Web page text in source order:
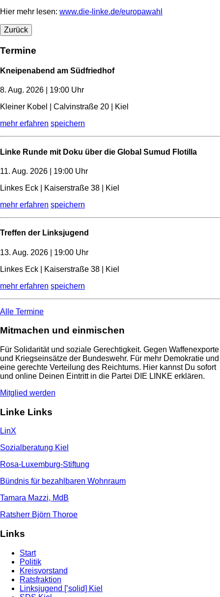
Hier mehr lesen: www.die-linke.de/europawahl
Zurück
Termine
Kneipenabend am Südfriedhof
8. Aug. 2026 | 19:00 Uhr
Kleiner Kobel | Calvinstraße 20 | Kiel
mehr erfahren speichern
Linke Runde mit Doku über die Global Sumud Flotilla
11. Aug. 2026 | 19:00 Uhr
Linkes Eck | Kaiserstraße 38 | Kiel
mehr erfahren speichern
Treffen der Linksjugend
13. Aug. 2026 | 19:00 Uhr
Linkes Eck | Kaiserstraße 38 | Kiel
mehr erfahren speichern
Alle Termine
Mitmachen und einmischen
Für Solidarität und soziale Gerechtigkeit. Gegen Waffenexporte
und Kriegseinsätze der Bundeswehr. Für mehr Demokratie und
eine gerechte Verteilung des Reichtums. Hier kannst Du sofort
und online Deinen Eintritt in die Partei DIE LINKE erklären.
Mitglied werden
Linke Links
LinX
Sozialberatung Kiel
Rosa-Luxemburg-Stiftung
Bündnis für bezahlbaren Wohnraum
Tamara Mazzi, MdB
Ratsherr Björn Thoroe
Links
Start
Politik
Kreisvorstand
Ratsfraktion
Linksjugend [’solid] Kiel